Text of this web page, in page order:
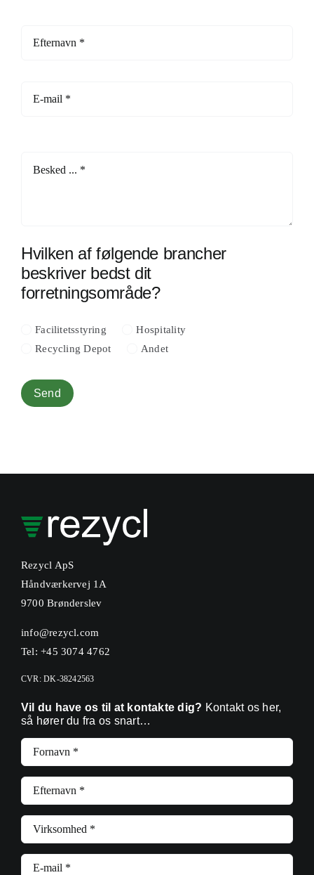
Hvilken af følgende brancher
beskriver bedst dit
forretningsområde?
Facilitetsstyring
Hospitality
Recycling Depot
Andet
Send
Rezycl ApS
Håndværkervej 1A
9700 Brønderslev
info@rezycl.com
Tel: +45 3074 4762
CVR: DK-38242563
Vil du have os til at kontakte dig? Kontakt os her,
så hører du fra os snart…